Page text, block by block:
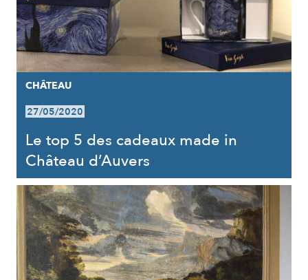
CHÂTEAU
27/05/2020
Le top 5 des cadeaux made in
Château d’Auvers